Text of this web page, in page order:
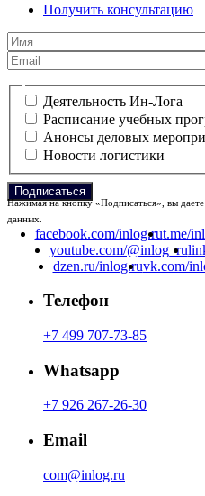
Получить консультацию
Имя
Email
Newsletters
Деятельность Ин-Лога
Расписание учебных
Анонсы деловых
Новости логистики
Нажимая на кнопку «Подписаться», вы даете
данных.
facebook.com/inlog.rut.me/
youtube.com/@inlog_ru
dzen.ru/inlog.ruvk.com/
Телефон
+7 499 707-73-85
Whatsapp
+7 926 267-26-30
Email
com@inlog.ru